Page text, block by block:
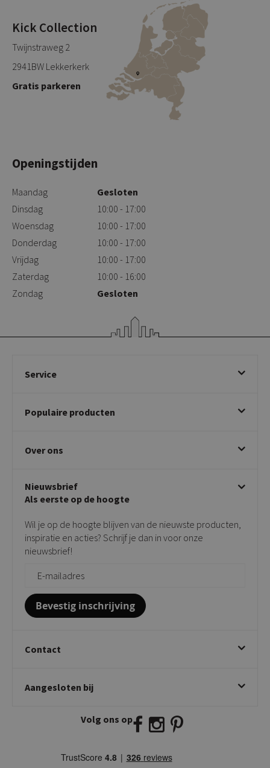
Kick Collection
Twijnstraweg 2
2941BW Lekkerkerk
Gratis parkeren
Openingstijden
Maandag
Gesloten
Dinsdag
10:00 - 17:00
Woensdag
10:00 - 17:00
Donderdag
10:00 - 17:00
Vrijdag
10:00 - 17:00
Zaterdag
10:00 - 16:00
Zondag
Gesloten
Service
Betalen & annuleren
Klachtafhandeling
Privacy policy
Populaire producten
Draaibare eetkamerstoelen
Taupe stoelen
Tuinstoelen
Bijzettafels
Over ons
Showroom
Contact
Onderhoudsproducten
Vloerbescherming
Giftcards
Nieuwsbrief
Als eerste op de hoogte
Wil je op de hoogte blijven van de nieuwste producten,
inspiratie en acties? Schrijf je dan in voor onze
nieuwsbrief!
Bevestig inschrijving
Contact
Twijnstraweg 2
info@kickcollection.nl
Aangesloten bij
Volg ons op